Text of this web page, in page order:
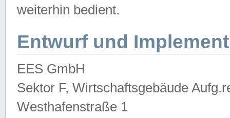
weiterhin bedient.
Entwurf und
EES GmbH
Sektor F, Wirtschaftsgebäude
Westhafenstraße 1